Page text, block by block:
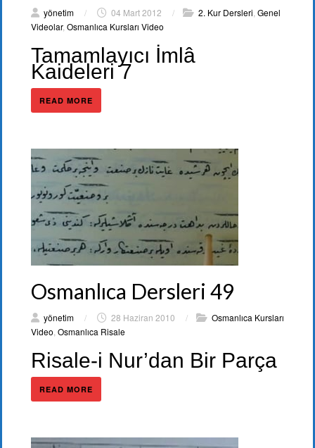
yönetim / 04 Mart 2012 / 2. Kur Dersleri Genel
Videolar, Osmanlıca Kursları Video
Tamamlayıcı İmlâ
Kaideleri 7
READ MORE
Osmanlıca Dersleri 49
yönetim / 28 Haziran 2010 /
Osmanlıca Kursları
Video Osmanlıca Risale
Risale-i Nur’dan Bir Parça
READ MORE